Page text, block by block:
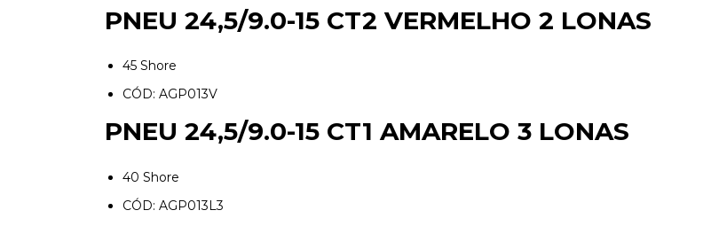
PNEU 24,5/9.0-15 CT2 VERMELHO 2 LONAS
45 Shore
CÓD: AGP013V
PNEU 24,5/9.0-15 CT1 AMARELO 3 LONAS
40 Shore
CÓD: AGP013L3